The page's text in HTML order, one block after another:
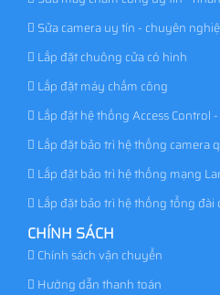
Sửa camera uy tín - chuyên
Lắp đặt chuông cửa có hình
Lắp đặt máy chấm công
Lắp đặt hệ thống Access Control
Lắp đặt bảo trì hệ thống camera
Lắp đặt bảo trì hệ thống mạng
Lắp đặt bảo trì hệ thống tổng đài
CHÍNH SÁCH
Chính sách vận chuyển
Hướng dẫn thanh toán